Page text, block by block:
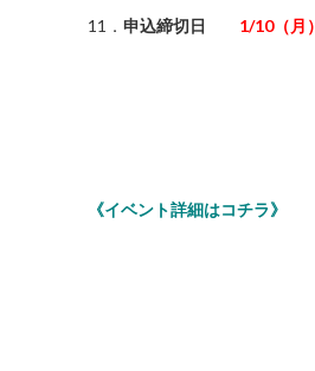
11． 申込締切日 1/10（月）
《イベント詳細はコチラ》